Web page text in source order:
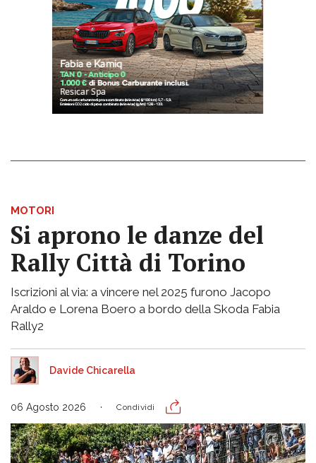
MOTORI
Si aprono le danze del
Rally Città di Torino
Iscrizioni al via: a vincere nel 2025 furono Jacopo
Araldo e Lorena Boero a bordo della Skoda Fabia
Rally2
Davide Chicarella
06 Agosto 2026 Condividi